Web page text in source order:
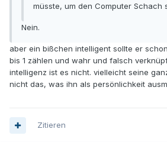
müsste, um den Computer Schach
Nein.
aber ein bißchen intelligent sollte er
bis 1 zählen und wahr und falsch
intelligenz ist es nicht. vielleicht seine
nicht das, was ihn als persönlichkeit
Zitieren